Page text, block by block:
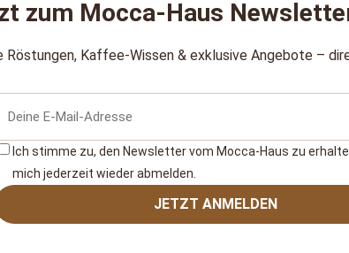
zum Mocca‑Haus
Röstungen, Kaffee‑Wissen & exklusive Angebote –
Ich stimme zu, den Newsletter vom Mocca‑Haus zu
mich jederzeit wieder abmelden.
JETZT ANMELDEN